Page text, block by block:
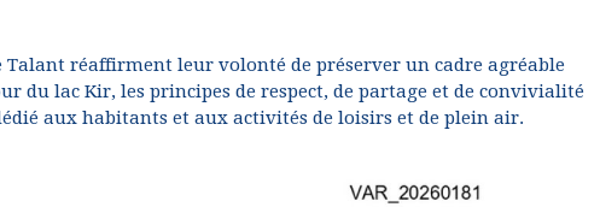
Talant réaffirment leur volonté de préserver un cadre agréable
du lac Kir, les principes de respect, de partage et de convivialité
aux habitants et aux activités de loisirs et de plein air.